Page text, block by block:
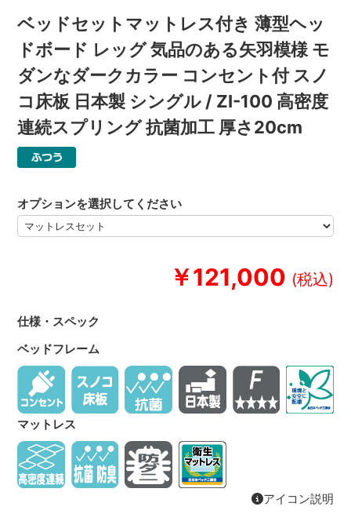
ベッドセットマットレス付き 薄型ヘッ
ドボード レッグ 気品のある矢羽模様 モ
ダンなダークカラー コンセント付 スノ
コ床板 日本製 シングル / ZI-100 高密度
連続スプリング 抗菌加工 厚さ20cm
￥121,000
オプションを選択してください
仕様・スペック
ベッドフレーム
マットレス
アイコン説明